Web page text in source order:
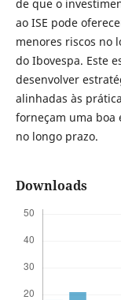
de que o
ao ISE pode
menores riscos no
do Ibovespa. Este
desenvolver
alinhadas às
forneçam uma boa
no longo prazo.
Downloads